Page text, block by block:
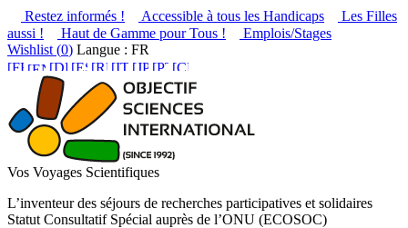
Restez informés ! Accessible à tous les Handicaps
Les Filles
aussi !
Haut de Gamme pour Tous !
Emplois/Stages
Wishlist (0) Langue : FR
Vos Voyages Scientifiques
L’inventeur des séjours de recherches participatives et solidaires
Statut Consultatif Spécial auprès de l’ONU (ECOSOC)